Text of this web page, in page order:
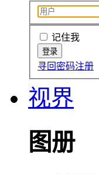
记住我
寻回密码注册
视界
图册